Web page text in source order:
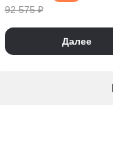
92 575 ₽
Далее